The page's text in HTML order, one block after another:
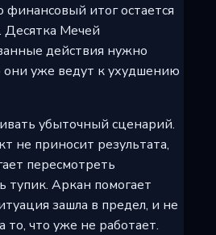
финансовый итог остается
Десятка Мечей
действия нужно
они уже ведут к ухудшению
убыточный сценарий.
не приносит результата,
пересмотреть
тупик. Аркан помогает
зашла в предел, и не
то, что уже не работает.